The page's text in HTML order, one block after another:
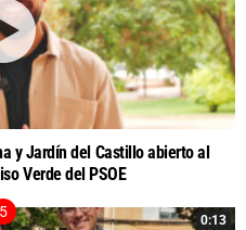
y Jardín del Castillo abierto al
Verde del PSOE
0:13